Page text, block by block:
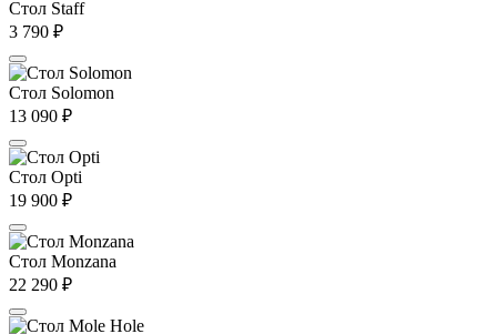
Стол Staff
3 790 ₽
Стол Solomon
13 090 ₽
Стол Opti
19 900 ₽
Стол Monzana
22 290 ₽